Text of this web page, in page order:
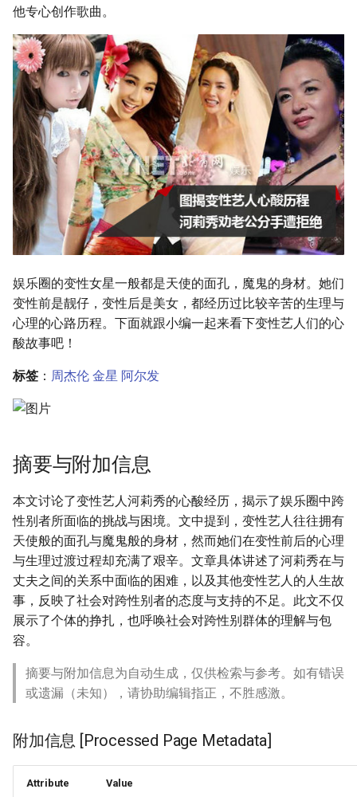
他专心创作歌曲。
娱乐圈的变性女星一般都是天使的面孔，魔鬼的身材。她们
变性前是靓仔，变性后是美女，都经历过比较辛苦的生理与
心理的心路历程。下面就跟小编一起来看下变性艺人们的心
酸故事吧！
标签 ： 周杰伦 金星 阿尔发
摘要与附加信息
本文讨论了变性艺人河莉秀的心酸经历，揭示了娱乐圈中跨
性别者所面临的挑战与困境。文中提到，变性艺人往往拥有
天使般的面孔与魔鬼般的身材，然而她们在变性前后的心理
与生理过渡过程却充满了艰辛。文章具体讲述了河莉秀在与
丈夫之间的关系中面临的困难，以及其他变性艺人的人生故
事，反映了社会对跨性别者的态度与支持的不足。此文不仅
展示了个体的挣扎，也呼唤社会对跨性别群体的理解与包
容。
摘要与附加信息为自动生成，仅供检索与参考。如有错误
或遗漏（未知），请协助编辑指正，不胜感激。
附加信息 [Processed Page Metadata]
Attribute Value